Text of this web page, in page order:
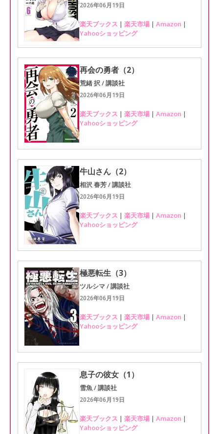
2026年06月19日
楽天ブックス | 楽天市場 | Amazon |
Yahooショッピング
再会の勇者（2）
荒緒 択 / 講談社
2026年06月19日
楽天ブックス | 楽天市場 | Amazon |
Yahooショッピング
牛山さん（2）
相沢 春芳 / 講談社
2026年06月19日
楽天ブックス | 楽天市場 | Amazon |
Yahooショッピング
極悪転生（3）
ツルシマ / 講談社
2026年06月19日
楽天ブックス | 楽天市場 | Amazon |
Yahooショッピング
息子の彼女（1）
雪魚 / 講談社
2026年06月19日
楽天ブックス | 楽天市場 | Amazon |
Yahooショッピング